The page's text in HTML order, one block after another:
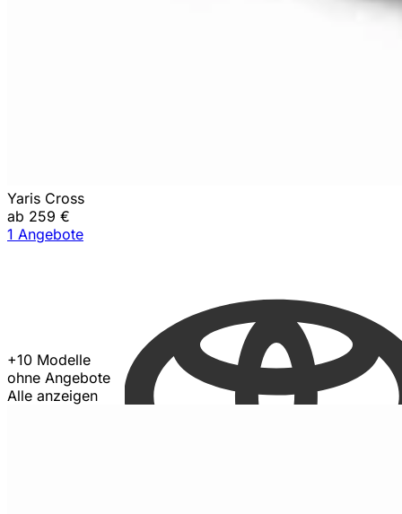
Yaris Cross
ab 259 €
1 Angebote
+10 Modelle
ohne Angebote
Alle anzeigen